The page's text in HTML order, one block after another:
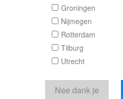
Verstuur je
Door een bericht te sturen
aanbieder of makelaar van de
Groningen
Nijmegen
Rotterdam
Tilburg
Utrecht
Nee dank je